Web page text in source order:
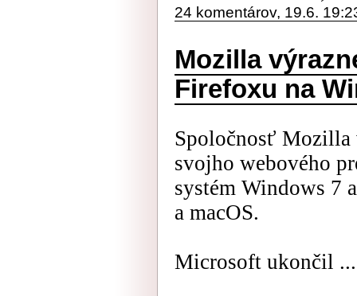
24 komentárov, 19.6.
Mozilla
Firefoxu na
Spoločnosť Mozilla
svojho webového
systém Windows 7
a macOS.
Microsoft ukončil ...